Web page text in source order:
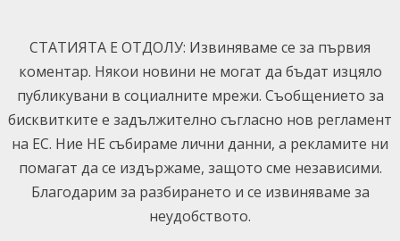
content
СТАТИЯТА Е ОТДОЛУ: Извиняваме се за първия
коментар. Някои новини не могат да бъдат изцяло
публикувани в социалните мрежи. Съобщението за
бисквитките е задължително съгласно нов регламент
на ЕС. Ние НЕ събираме лични данни, а рекламите ни
помагат да се издържаме, защото сме независими.
Благодарим за разбирането и се извиняваме за
неудобството.